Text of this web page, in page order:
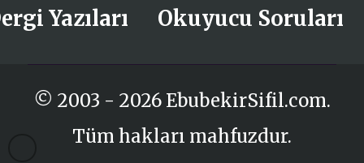
Yazıları Okuyucu Soruları
© 2003 - 2026 EbubekirSifil.com.
Tüm hakları mahfuzdur.